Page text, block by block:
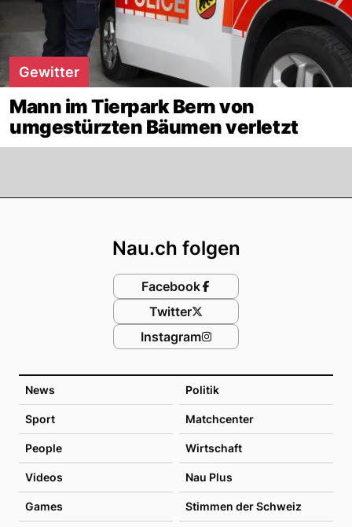
Gewitter
Mann im Tierpark Bern von
umgestürzten Bäumen verletzt
News Politik
Sport Matchcenter
People Wirtschaft
Videos Nau Plus
Games Stimmen der Schweiz
Nau.ch folgen
Facebook
Twitter
Instagram